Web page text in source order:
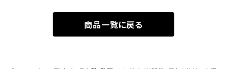
商品一覧に戻る